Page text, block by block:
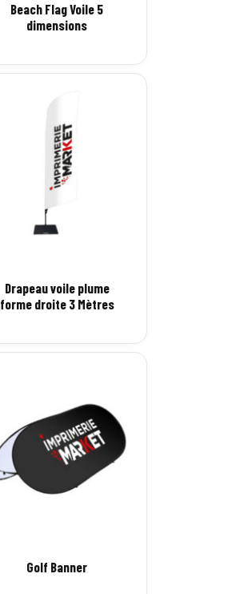
Beach Flag Voile 5
dimensions
Drapeau voile plume
forme droite 3 Mètres
Golf Banner